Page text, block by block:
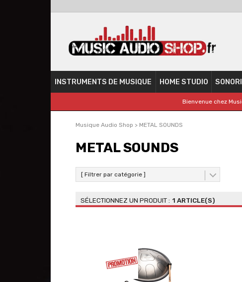
INSTRUMENTS DE MUSIQUE HOME STUDIO
Bienvenue chez
Musique Audio Shop > METAL SOUNDS
METAL SOUNDS
[ Filtrer par catégorie ]
1 ARTICLE(S)